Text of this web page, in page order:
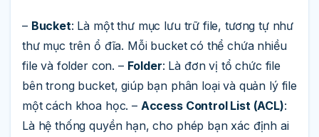
– Bucket: Là một thư mục lưu trữ file, tương tự như
thư mục trên ổ đĩa. Mỗi bucket có thể chứa nhiều
file và folder con. – Folder: Là đơn vị tổ chức file
bên trong bucket, giúp bạn phân loại và quản lý file
một cách khoa học. – Access Control List (ACL):
Là hệ thống quyền hạn, cho phép bạn xác định ai